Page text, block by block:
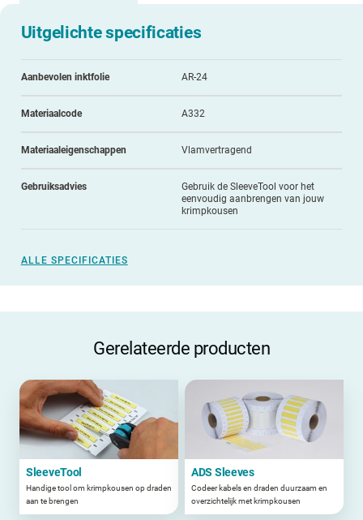
Uitgelichte specificaties
Aanbevolen inktfolie AR-24
Materiaalcode A332
Materiaaleigenschappen Vlamvertragend
Gebruiksadvies
Gebruik de SleeveTool voor het
eenvoudig aanbrengen van jouw
krimpkousen
ALLE SPECIFICATIES
Gerelateerde producten
SleeveTool
Handige tool om krimpkousen op draden
aan te brengen
ADS Sleeves
Codeer kabels en draden duurzaam en
overzichtelijk met krimpkousen